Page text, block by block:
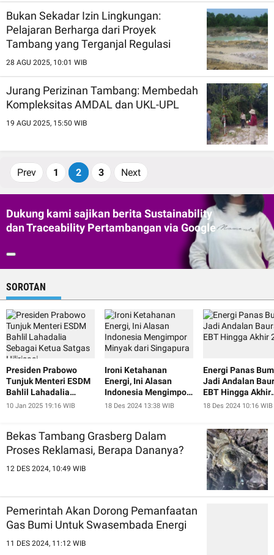
Bukan Sekadar Izin Lingkungan:
Pelajaran Berharga dari Proyek
Tambang yang Terganjal Regulasi
28 AGU 2025, 10:01 WIB
Jurang Perizinan Tambang: Membedah
Kompleksitas AMDAL dan UKL-UPL
19 AGU 2025, 15:50 WIB
Prev 1 2 3 Next
Dukung kami sajikan berita Sustainability
dan Traceability Pertambangan via Google
SOROTAN
Presiden Prabowo
Tunjuk Menteri ESDM
Bahlil Lahadalia
Sebagai Ketua Satgas
10 Jan 2025 19:16 WIB
Ironi Ketahanan
Energi, Ini Alasan
Indonesia Mengimpor
Minyak dari Singapura
18 Des 2024 13:38 WIB
Energi Panas
Jadi Andalan
EBT Hingga Akhir
2024
18 Des 2024 10:16 WIB
Bekas Tambang Grasberg Dalam
Proses Reklamasi, Berapa Dananya?
12 DES 2024, 10:49 WIB
Pemerintah Akan Dorong Pemanfaatan
Gas Bumi Untuk Swasembada Energi
11 DES 2024, 11:12 WIB